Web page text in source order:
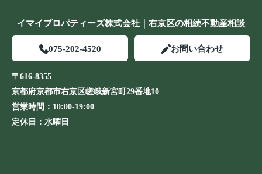
イマイプロパティーズ株式会社｜右京区の相続不動産相談
075-202-4520 お問い合わせ
〒616-8355
京都府京都市右京区嵯峨新宮町29番地10
営業時間： 10:00-19:00
定休日： 水曜日